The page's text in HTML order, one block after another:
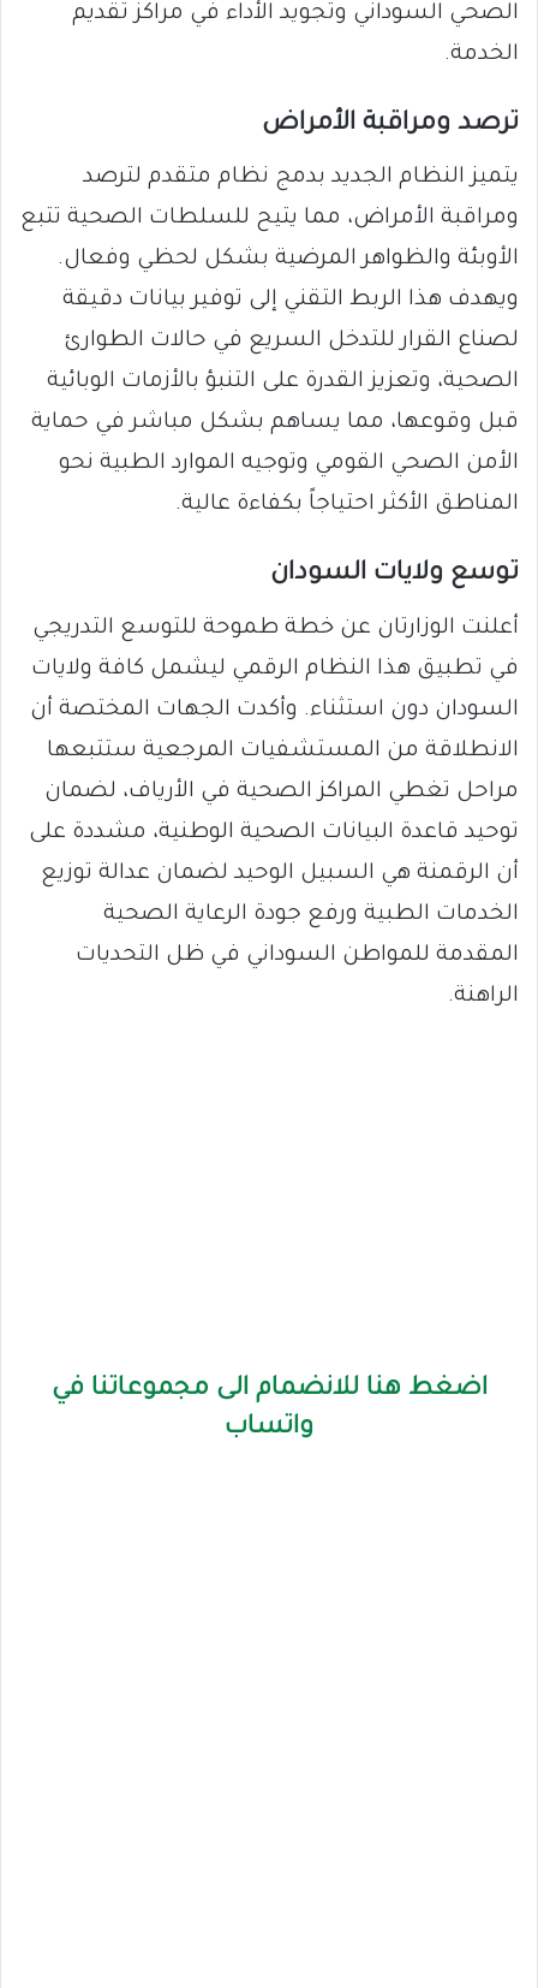
الصحي السوداني وتجويد الأداء في مراكز تقديم
الخدمة.
​ترصد ومراقبة الأمراض
​يتميز النظام الجديد بدمج نظام متقدم لترصد
ومراقبة الأمراض، مما يتيح للسلطات الصحية تتبع
الأوبئة والظواهر المرضية بشكل لحظي وفعال.
ويهدف هذا الربط التقني إلى توفير بيانات دقيقة
لصناع القرار للتدخل السريع في حالات الطوارئ
الصحية، وتعزيز القدرة على التنبؤ بالأزمات الوبائية
قبل وقوعها، مما يساهم بشكل مباشر في حماية
الأمن الصحي القومي وتوجيه الموارد الطبية نحو
المناطق الأكثر احتياجاً بكفاءة عالية.
​توسع ولايات السودان
​أعلنت الوزارتان عن خطة طموحة للتوسع التدريجي
في تطبيق هذا النظام الرقمي ليشمل كافة ولايات
السودان دون استثناء. وأكدت الجهات المختصة أن
الانطلاقة من المستشفيات المرجعية ستتبعها
مراحل تغطي المراكز الصحية في الأرياف، لضمان
توحيد قاعدة البيانات الصحية الوطنية، مشددة على
أن الرقمنة هي السبيل الوحيد لضمان عدالة توزيع
الخدمات الطبية ورفع جودة الرعاية الصحية
المقدمة للمواطن السوداني في ظل التحديات
الراهنة.
اضغط هنا للانضمام الى مجموعاتنا في
واتساب